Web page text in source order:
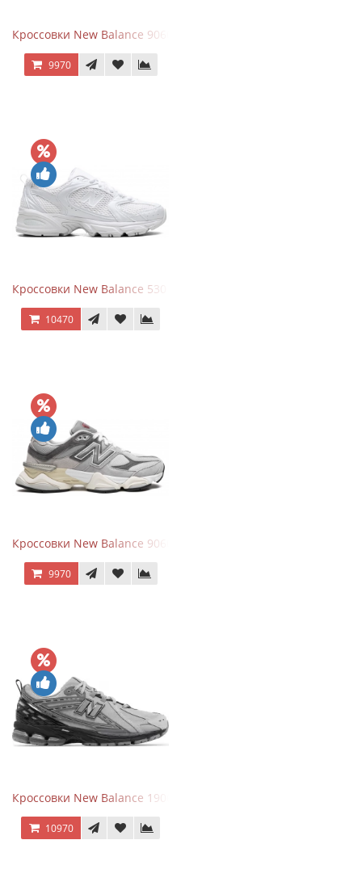
Кроссовки New Balance 9060 Mushroom
9970
Кроссовки New Balance 530 Total White Silver
10470
Кроссовки New Balance 9060 Rain Cloud Grey
9970
Кроссовки New Balance 1906R Brighton Grey
10970